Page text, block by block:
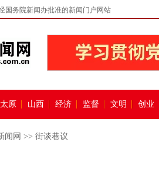
国务院新闻办批准的新闻门户网站
太原 山西 经济 监督 文明 创业
闻网 >> 街谈巷议